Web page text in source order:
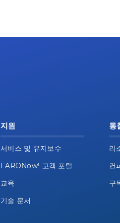
지원
서비스 및 유지보수
FARONow! 고객 포털
교육
기술 문서
통
리
컨
구